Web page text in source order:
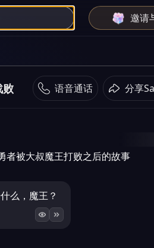
邀请
败 语音通话 分享
者被大叔魔王打败之后的故事
么，魔王？